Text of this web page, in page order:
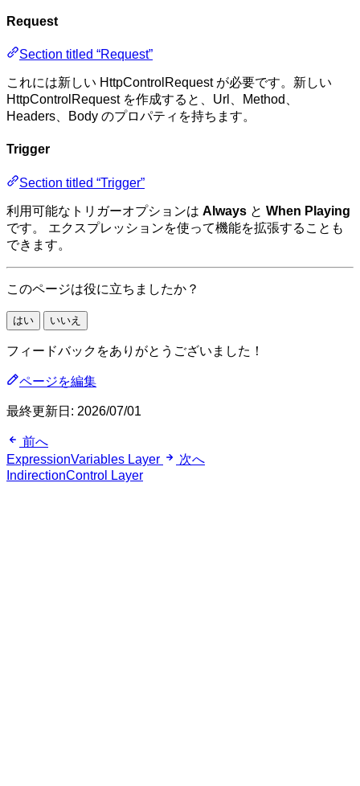
Request
Section titled “Request”
これには新しい HttpControlRequest が必要です。新しい
HttpControlRequest を作成すると、Url、Method、
Headers、Body のプロパティを持ちます。
Trigger
Section titled “Trigger”
利用可能なトリガーオプションは Always と When Playing
です。 エクスプレッションを使って機能を拡張することも
できます。
このページは役に立ちましたか？
はい いいえ
フィードバックをありがとうございました！
ページを編集
最終更新日: 2026/07/01
前へ
ExpressionVariables Layer
次へ
IndirectionControl Layer